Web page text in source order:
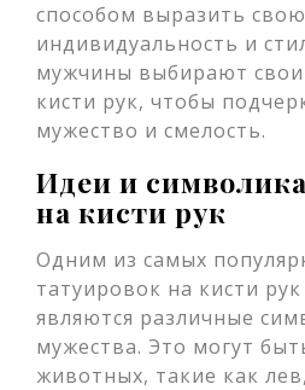
способом выразить свою
индивидуальность и
мужчины выбирают свои
кисти рук, чтобы
мужество и смелость.
Идеи и
на кисти рук
Одним из самых
татуировок на кисти
являются различные
мужества. Это могут
животных, такие как